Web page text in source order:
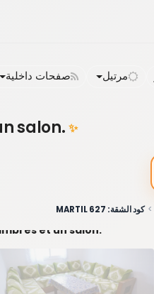
مرتيل صفحات داخلية
salon. ✨
كود الشقة: 627 MARTIL